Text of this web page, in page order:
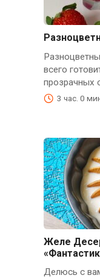
всего
прозрачных
3 час. 0
Желе
Делюсь с